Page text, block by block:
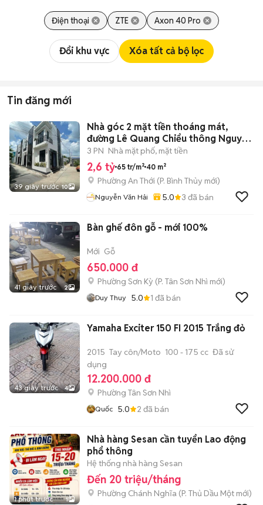
Điện thoại ZTE Axon 40 Pro
Đổi khu vực Xóa tất cả bộ lọc
Tin đăng mới
39 giây trước 10
Nhà góc 2 mặt tiền thoáng mát,
đường Lê Quang Chiểu thông Nguyễn
Thông
3 PN Nhà mặt phố, mặt tiền
2,6 tỷ 65 tr/m² 40 m²
Phường An Thới (P. Bình Thủy mới)
Nguyễn Văn Hải 5.0 3 đã bán
41 giây trước 2
Bàn ghế đôn gỗ - mới 100%
Mới Gỗ
650.000 đ
Phường Sơn Kỳ (P. Tân Sơn Nhì mới)
Duy Thuy 5.0 1 đã bán
43 giây trước 4
Yamaha Exciter 150 FI 2015 Trắng đỏ
2015 Tay côn/Moto 100 - 175 cc Đã sử
dụng
12.200.000 đ
Phường Tân Sơn Nhì
Quốc 5.0 2 đã bán
1 phút trước 1
Nhà hàng Sesan cần tuyển Lao động
phổ thông
Hệ thống nhà hàng Sesan
Đến 20 triệu/tháng
Phường Chánh Nghĩa (P. Thủ Dầu Một mới)